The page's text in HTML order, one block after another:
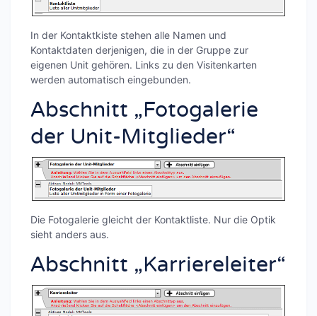
In der Kontaktkiste stehen alle Namen und
Kontaktdaten derjenigen, die in der Gruppe zur
eigenen Unit gehören. Links zu den Visitenkarten
werden automatisch eingebunden.
Abschnitt „Fotogalerie
der Unit-Mitglieder“
Die Fotogalerie gleicht der Kontaktliste. Nur die Optik
sieht anders aus.
Abschnitt „Karriereleiter“